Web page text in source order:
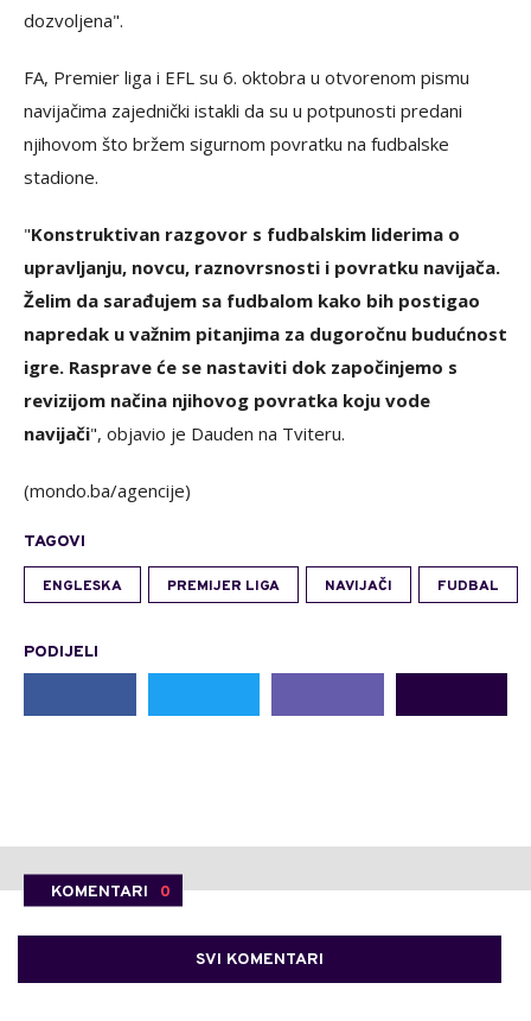
dozvoljena".
FA, Premier liga i EFL su 6. oktobra u otvorenom pismu
navijačima zajednički istakli da su u potpunosti predani
njihovom što bržem sigurnom povratku na fudbalske
stadione.
"Konstruktivan razgovor s fudbalskim liderima o
upravljanju, novcu, raznovrsnosti i povratku navijača.
Želim da sarađujem sa fudbalom kako bih postigao
napredak u važnim pitanjima za dugoročnu budućnost
igre. Rasprave će se nastaviti dok započinjemo s
revizijom načina njihovog povratka koju vode
navijači", objavio je Dauden na Tviteru.
(mondo.ba/agencije)
TAGOVI
ENGLESKA PREMIJER LIGA NAVIJAČI FUDBAL
PODIJELI
KOMENTARI 0
SVI KOMENTARI